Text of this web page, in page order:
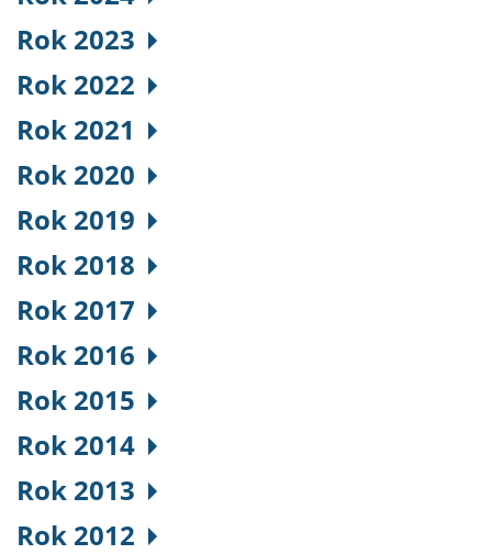
Rok 2023
Rok 2022
Rok 2021
Rok 2020
Rok 2019
Rok 2018
Rok 2017
Rok 2016
Rok 2015
Rok 2014
Rok 2013
Rok 2012